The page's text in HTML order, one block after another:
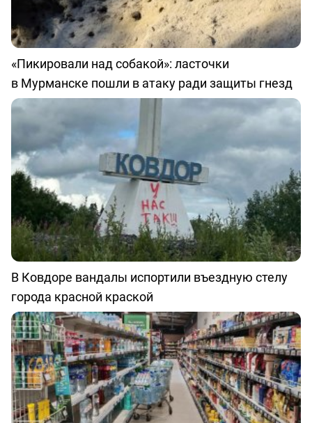
«Пикировали над собакой»: ласточки
в Мурманске пошли в атаку ради защиты гнезд
В Ковдоре вандалы испортили въездную стелу
города красной краской